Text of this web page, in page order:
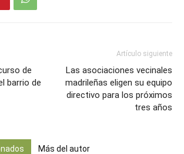
de
barrio de
Artículo siguiente
Las asociaciones vecinales
madrileñas eligen su equipo
directivo para los próximos
tres años
Más del autor